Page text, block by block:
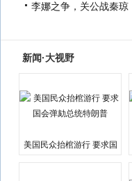
李娜之争，关公战秦琼
新闻·大视野
美国民众抬棺游行 要求国